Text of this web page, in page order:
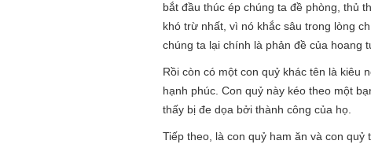
bắt đầu thúc ép chúng ta đề phòng, thủ
khó trừ nhất, vì nó khắc sâu trong lòng
chúng ta lại chính là phản đề của hoang
Rồi còn có một con quỷ khác tên là kiêu
hạnh phúc. Con quỷ này kéo theo một
thấy bị đe dọa bởi thành công của họ.
Tiếp theo, là con quỷ ham ăn và con